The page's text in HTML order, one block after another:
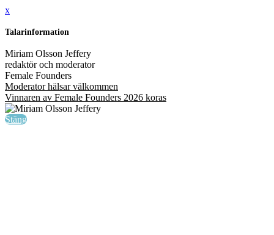
x
Talarinformation
Miriam Olsson Jeffery
redaktör och moderator
Female Founders
Moderator hälsar välkommen
Vinnaren av Female Founders 2026 koras
Stäng